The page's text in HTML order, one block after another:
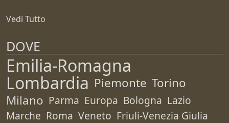
Vedi Tutto
DOVE
Emilia-Romagna
Lombardia Piemonte Torino
Milano Parma Europa Bologna Lazio
Marche Roma Veneto Friuli-Venezia Giulia